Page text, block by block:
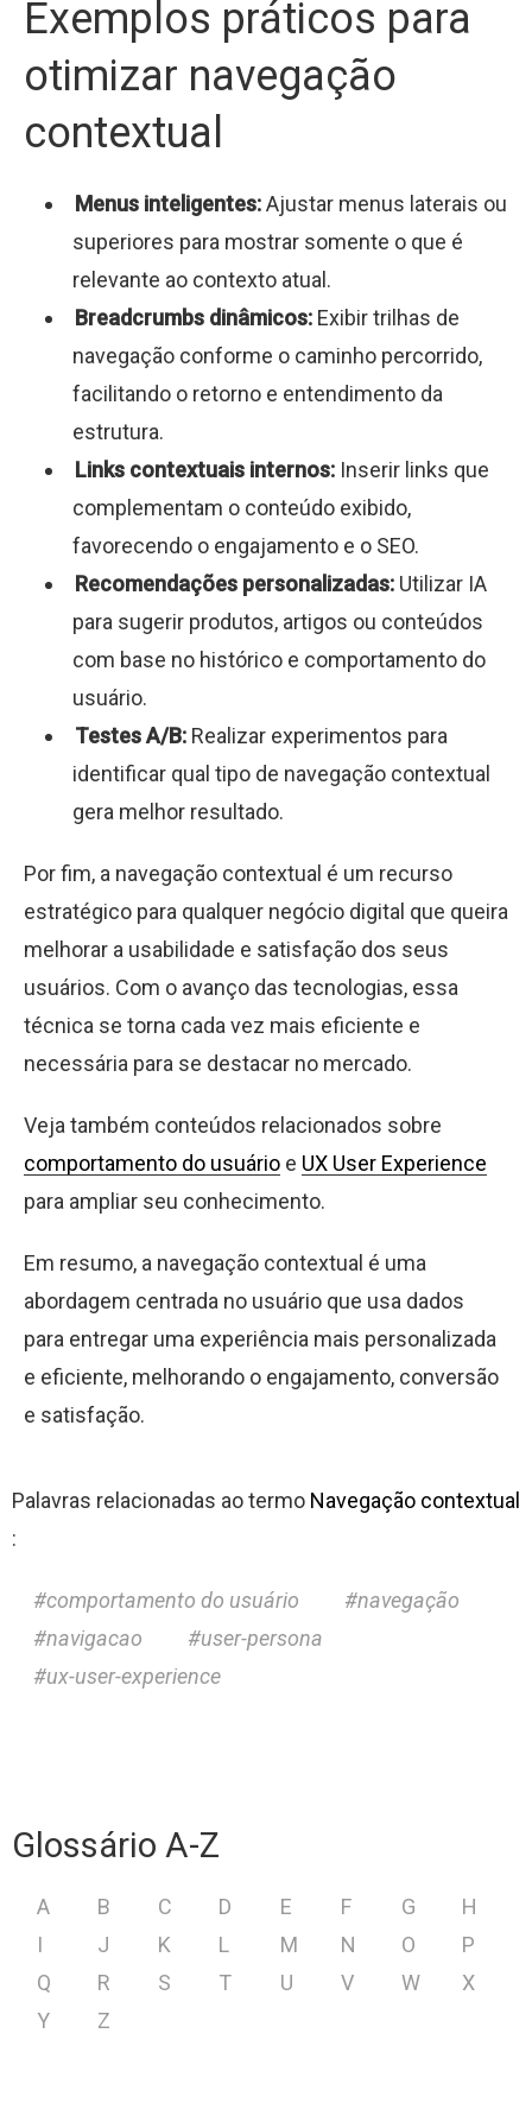
Exemplos práticos para
otimizar navegação
contextual
Menus inteligentes:Ajustar menus laterais ou
superiores para mostrar somente o que é
relevante ao contexto atual.
Breadcrumbs dinâmicos: Exibir trilhas de
navegação conforme o caminho percorrido,
facilitando o retorno e entendimento da
estrutura.
Links contextuais internos: Inserir links que
complementam o conteúdo exibido,
favorecendo o engajamento e o SEO.
Recomendações personalizadas: Utilizar IA
para sugerir produtos, artigos ou conteúdos
com base no histórico e comportamento do
usuário.
Testes A/B: Realizar experimentos para
identificar qual tipo de navegação contextual
gera melhor resultado.
Por fim, a navegação contextual é um recurso
estratégico para qualquer negócio digital que queira
melhorar a usabilidade e satisfação dos seus
usuários. Com o avanço das tecnologias, essa
técnica se torna cada vez mais eficiente e
necessária para se destacar no mercado.
Veja também conteúdos relacionados sobre
comportamento do usuário e UX User Experience
para ampliar seu conhecimento.
Em resumo, a navegação contextual é uma
abordagem centrada no usuário que usa dados
para entregar uma experiência mais personalizada
e eficiente, melhorando o engajamento, conversão
e satisfação.
Palavras relacionadas ao termo Navegação contextual
:
comportamento do usuário
navegação
navigacao
user-persona
ux-user-experience
Glossário A-Z
A B C D E F G
H
I
J K L M N O
P
Q
R S T U V W
X
Y
Z